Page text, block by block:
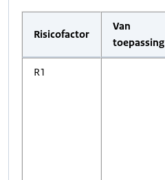
Risicofactor
Van
toepassing
R1